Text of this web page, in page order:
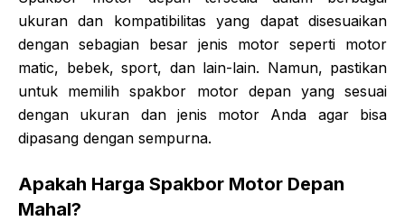
ukuran dan kompatibilitas yang dapat disesuaikan
dengan sebagian besar jenis motor seperti motor
matic, bebek, sport, dan lain-lain. Namun, pastikan
untuk memilih spakbor motor depan yang sesuai
dengan ukuran dan jenis motor Anda agar bisa
dipasang dengan sempurna.
Apakah Harga Spakbor Motor Depan
Mahal?